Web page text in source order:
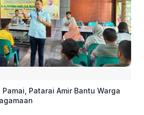
Patarai Amir Bantu Warga